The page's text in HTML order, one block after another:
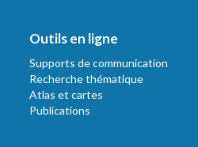
Outils en ligne
Supports de communication
Recherche thématique
Atlas et cartes
Publications